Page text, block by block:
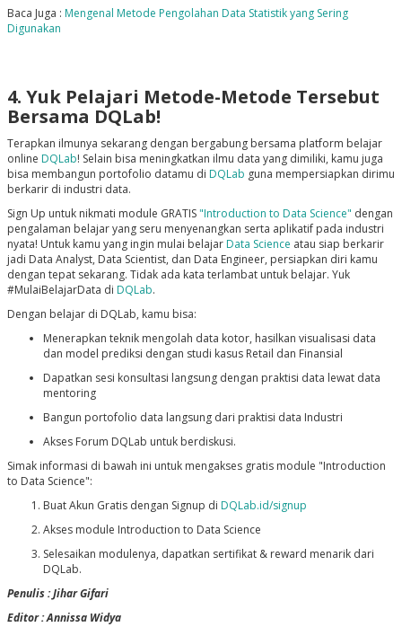
Baca Juga : Mengenal Metode Pengolahan Data Statistik yang Sering
Digunakan
4. Yuk Pelajari Metode-Metode Tersebut
Bersama DQLab!
Terapkan ilmunya sekarang dengan bergabung bersama platform belajar
online DQLab! Selain bisa meningkatkan ilmu data yang dimiliki, kamu juga
bisa membangun portofolio datamu di DQLab guna mempersiapkan dirimu
berkarir di industri data.
Sign Up untuk nikmati module GRATIS"Introduction to Data Science" dengan
pengalaman belajar yang seru menyenangkan serta aplikatif pada industri
nyata! Untuk kamu yang ingin mulai belajarData Science atau siap berkarir
jadi Data Analyst, Data Scientist, dan Data Engineer, persiapkan diri kamu
dengan tepat sekarang. Tidak ada kata terlambat untuk belajar. Yuk
#MulaiBelajarData di DQLab.
Dengan belajar di DQLab, kamu bisa:
Menerapkan teknik mengolah data kotor, hasilkan visualisasi data
dan model prediksi dengan studi kasus Retail dan Finansial
Dapatkan sesi konsultasi langsung dengan praktisi data lewat data
mentoring
Bangun portofolio data langsung dari praktisi data Industri
Akses Forum DQLab untuk berdiskusi.
Simak informasi di bawah ini untuk mengakses gratis module "Introduction
to Data Science":
Buat Akun Gratis dengan Signup di DQLab.id/signup
Akses module Introduction to Data Science
Selesaikan modulenya, dapatkan sertifikat & reward menarik dari
DQLab.
Penulis : Jihar Gifari
Editor : Annissa Widya